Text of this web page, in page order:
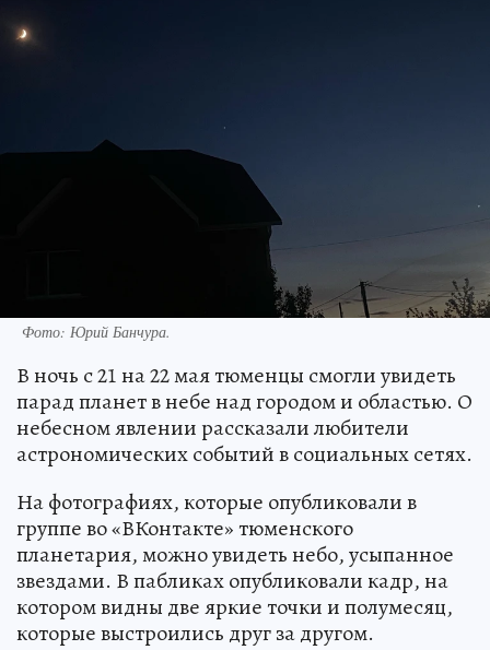
Фото: Юрий Банчура.
В ночь с 21 на 22 мая тюменцы смогли увидеть
парад планет в небе над городом и областью. О
небесном явлении рассказали любители
астрономических событий в социальных сетях.
На фотографиях, которые опубликовали в
группе во «ВКонтакте» тюменского
планетария, можно увидеть небо, усыпанное
звездами. В пабликах опубликовали кадр, на
котором видны две яркие точки и полумесяц,
которые выстроились друг за другом.